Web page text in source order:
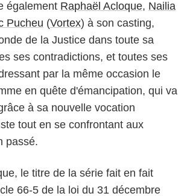
également Raphaël Acloque, Nailia
Pucheu (Vortex) à son casting,
de la Justice dans toute sa
ses contradictions, et toutes ses
par la même occasion le
en quête d'émancipation, qui va
à sa nouvelle vocation
tout en se confrontant aux
passé.
le titre de la série fait en fait
66-5 de la loi du 31 décembre